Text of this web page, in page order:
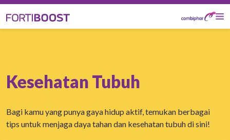
Kesehatan Tubuh
Bagi kamu yang punya gaya hidup aktif, temukan berbagai
tips untuk menjaga daya tahan dan kesehatan tubuh di sini!